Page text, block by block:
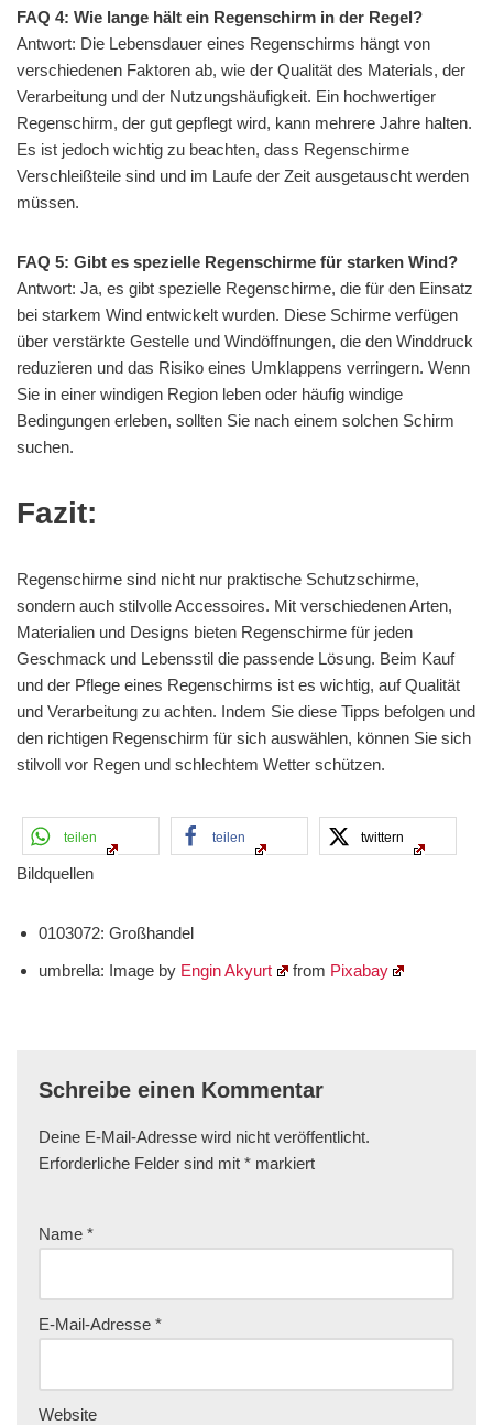
FAQ 4: Wie lange hält ein Regenschirm in der Regel?
Antwort: Die Lebensdauer eines Regenschirms hängt von
verschiedenen Faktoren ab, wie der Qualität des Materials, der
Verarbeitung und der Nutzungshäufigkeit. Ein hochwertiger
Regenschirm, der gut gepflegt wird, kann mehrere Jahre halten.
Es ist jedoch wichtig zu beachten, dass Regenschirme
Verschleißteile sind und im Laufe der Zeit ausgetauscht werden
müssen.
FAQ 5: Gibt es spezielle Regenschirme für starken Wind?
Antwort: Ja, es gibt spezielle Regenschirme, die für den Einsatz
bei starkem Wind entwickelt wurden. Diese Schirme verfügen
über verstärkte Gestelle und Windöffnungen, die den Winddruck
reduzieren und das Risiko eines Umklappens verringern. Wenn
Sie in einer windigen Region leben oder häufig windige
Bedingungen erleben, sollten Sie nach einem solchen Schirm
suchen.
Fazit:
Regenschirme sind nicht nur praktische Schutzschirme,
sondern auch stilvolle Accessoires. Mit verschiedenen Arten,
Materialien und Designs bieten Regenschirme für jeden
Geschmack und Lebensstil die passende Lösung. Beim Kauf
und der Pflege eines Regenschirms ist es wichtig, auf Qualität
und Verarbeitung zu achten. Indem Sie diese Tipps befolgen und
den richtigen Regenschirm für sich auswählen, können Sie sich
stilvoll vor Regen und schlechtem Wetter schützen.
teilen teilen twittern
Bildquellen
0103072: Großhandel
umbrella: Image by Engin Akyurt from Pixabay
Schreibe einen Kommentar
Deine E-Mail-Adresse wird nicht veröffentlicht.
Erforderliche Felder sind mit * markiert
Name *
E-Mail-Adresse *
Website